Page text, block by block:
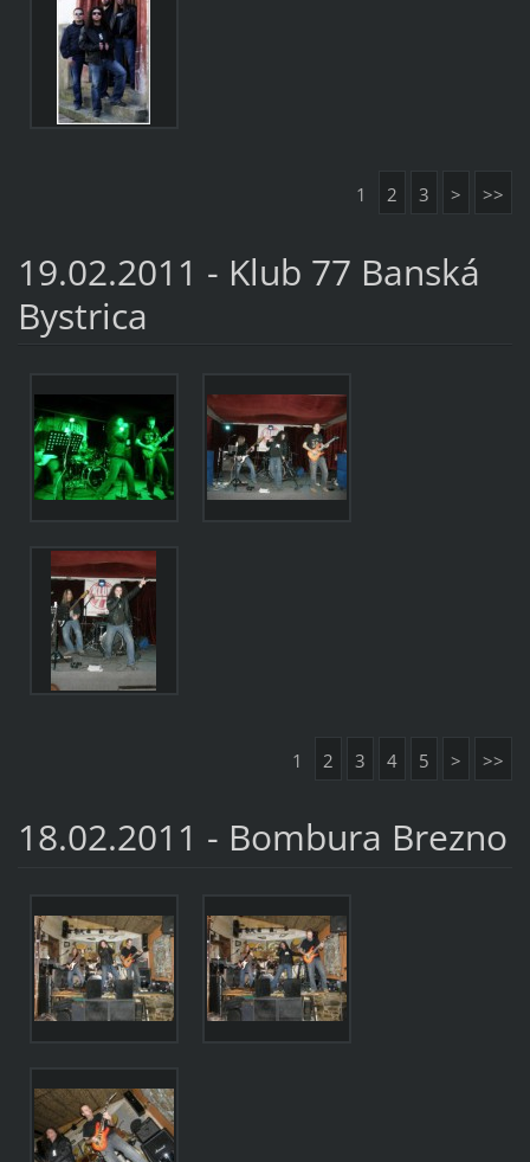
1 2 3 > >>
19.02.2011 - Klub 77 Banská
Bystrica
1 2 3 4 5 > >>
18.02.2011 - Bombura Brezno